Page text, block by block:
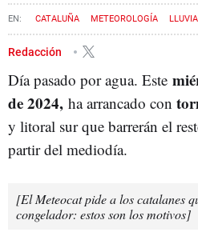
CATALUÑA METEOROLOGÍA
Redacción
Día pasado por agua. Este
de 2024, ha arrancado con
y litoral sur que barrerán el
partir del mediodía.
[El Meteocat pide a los catalanes
congelador: estos son los motivos]